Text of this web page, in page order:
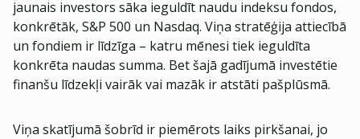
jaunais investors sāka ieguldīt naudu indeksu fondos,
konkrētāk, S&P 500 un Nasdaq. Viņa stratēģija attiecībā
un fondiem ir līdzīga – katru mēnesi tiek ieguldīta
konkrēta naudas summa. Bet šajā gadījumā investētie
finanšu līdzekļi vairāk vai mazāk ir atstāti pašplūsmā.
Viņa skatījumā šobrīd ir piemērots laiks pirkšanai, jo